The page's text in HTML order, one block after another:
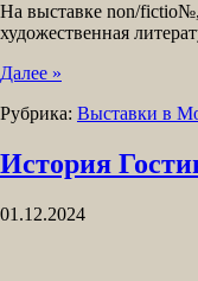
На выставке non/fictio№,
художественная
Далее »
Рубрика: Выставки в
История
01.12.2024